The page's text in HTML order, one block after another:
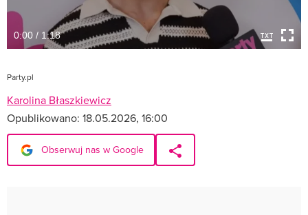
0:00 / 1:18
Party.pl
Karolina Błaszkiewicz
Opublikowano: 18.05.2026, 16:00
Obserwuj nas w Google